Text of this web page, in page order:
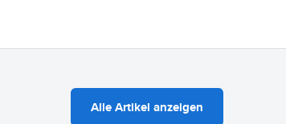
Alle Artikel anzeigen